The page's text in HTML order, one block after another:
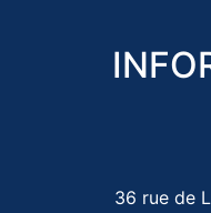
36 rue de